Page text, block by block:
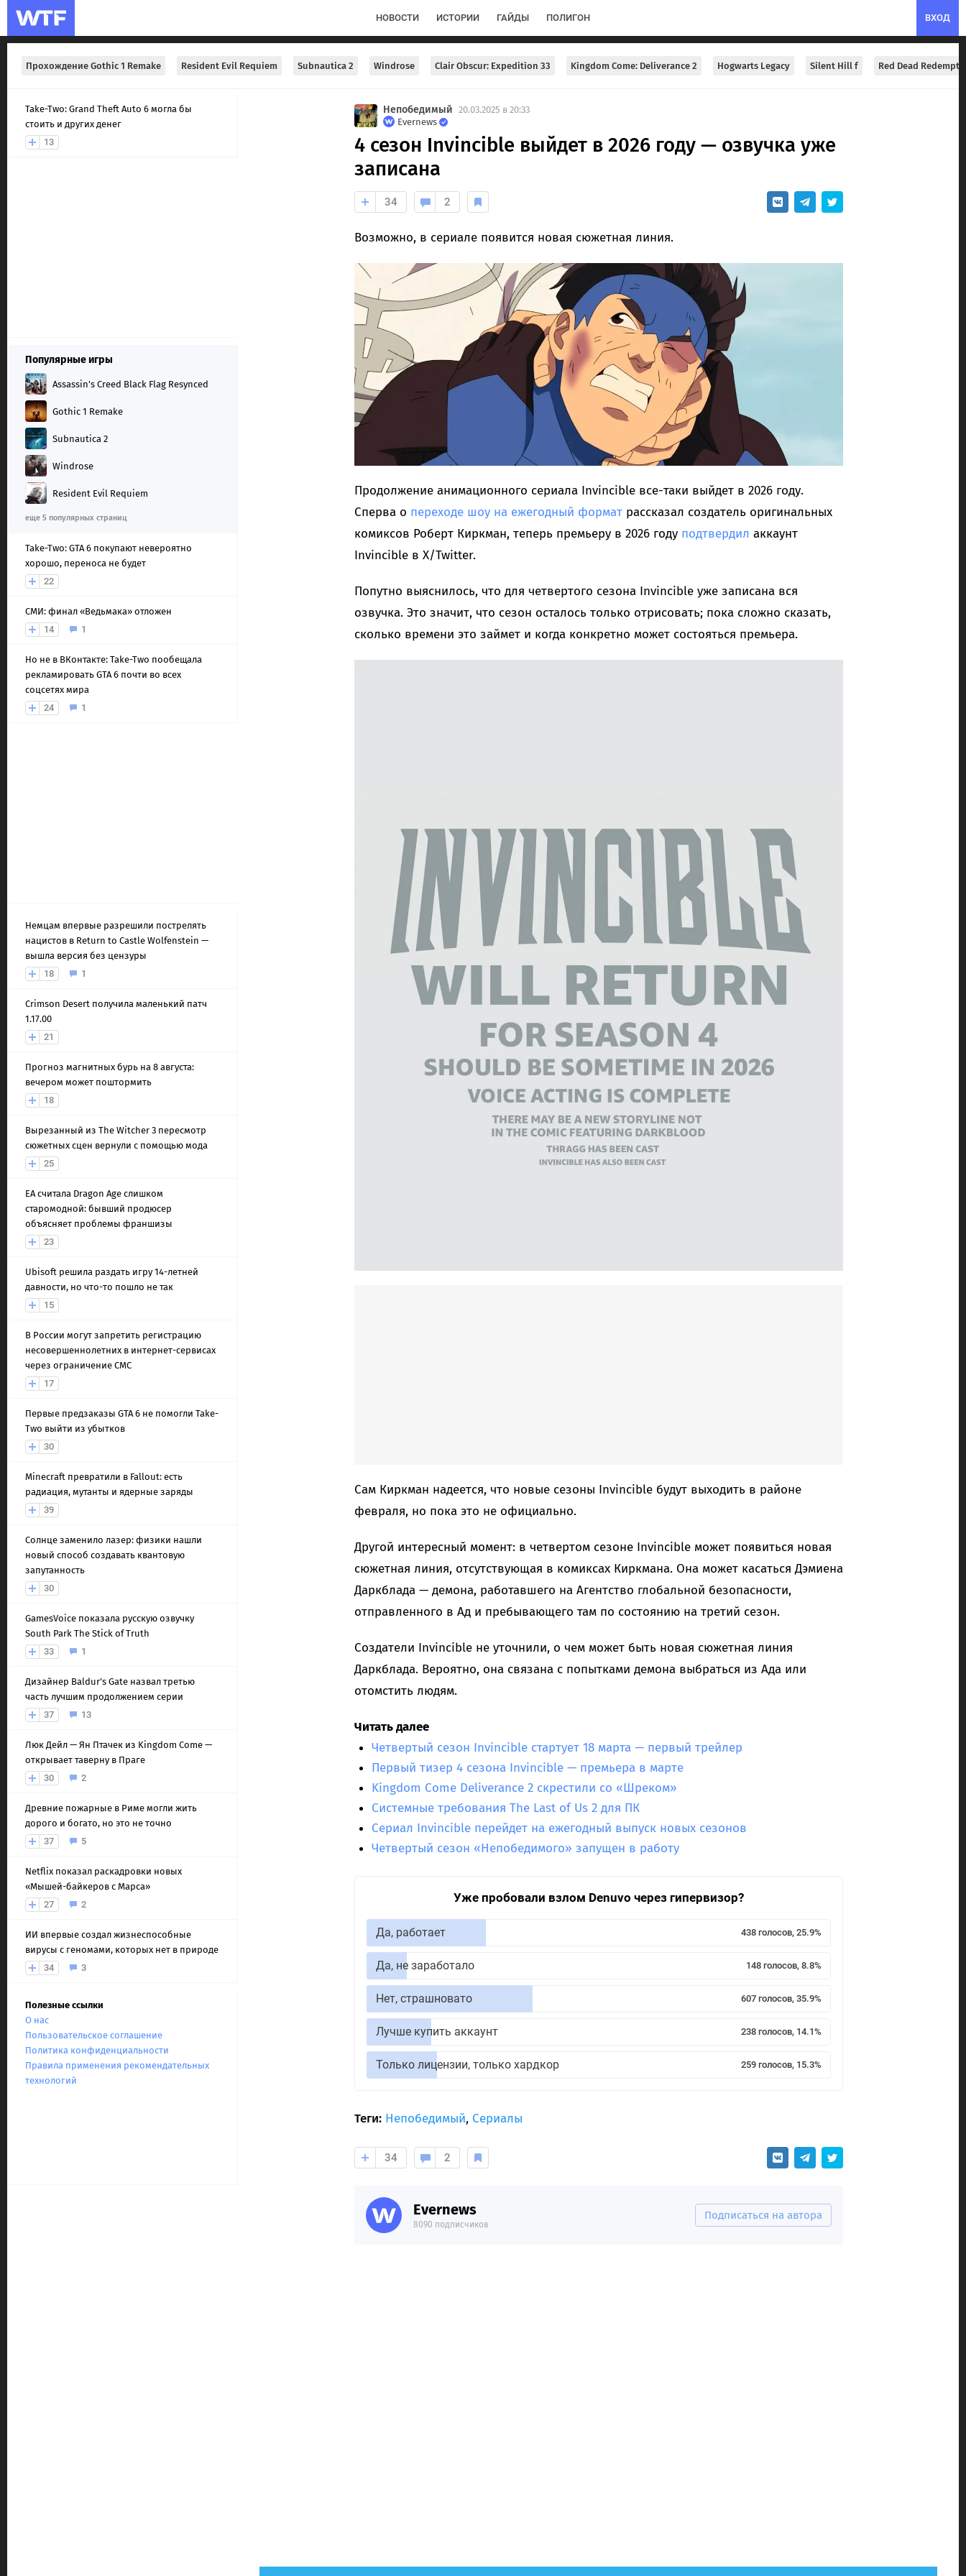
ВХОД
НОВОСТИ ИСТОРИИ ГАЙДЫ ПОЛИГОН
Прохождение Gothic 1 Remake Resident Evil Requiem Subnautica 2 Windrose Clair Obscur: Expedition 33 Kingdom Come: Deliverance 2 Hogwarts Legacy Silent Hill f Red Dead
Take-Two: Grand Theft Auto 6 могла бы
стоить и других денег
13
Популярные игры
Assassin's Creed Black Flag Resynced
Gothic 1 Remake
Subnautica 2
Windrose
Resident Evil Requiem
еще 5 популярных страниц
Take-Two: GTA 6 покупают невероятно
хорошо, переноса не будет
22
СМИ: финал «Ведьмака» отложен
14
1
Но не в ВКонтакте: Take-Two пообещала
рекламировать GTA 6 почти во всех
соцсетях мира
24
1
Немцам впервые разрешили пострелять
нацистов в Return to Castle Wolfenstein —
вышла версия без цензуры
18
1
Crimson Desert получила маленький патч
1.17.00
21
Прогноз магнитных бурь на 8 августа:
вечером может поштормить
18
Вырезанный из The Witcher 3 пересмотр
сюжетных сцен вернули с помощью мода
25
EA считала Dragon Age слишком
старомодной: бывший продюсер
объясняет проблемы франшизы
23
Ubisoft решила раздать игру 14-летней
давности, но что-то пошло не так
15
В России могут запретить регистрацию
несовершеннолетних в интернет-сервисах
через ограничение СМС
17
Первые предзаказы GTA 6 не помогли Take-
Two выйти из убытков
30
Minecraft превратили в Fallout: есть
радиация, мутанты и ядерные заряды
39
Солнце заменило лазер: физики нашли
новый способ создавать квантовую
запутанность
30
GamesVoice показала русскую озвучку
South Park The Stick of Truth
33
1
Дизайнер Baldur’s Gate назвал третью
часть лучшим продолжением серии
37
13
Люк Дейл — Ян Птачек из Kingdom Come —
открывает таверну в Праге
30
2
Древние пожарные в Риме могли жить
дорого и богато, но это не точно
37
5
Netflix показал раскадровки новых
«Мышей-байкеров с Марса»
27
2
ИИ впервые создал жизнеспособные
вирусы с геномами, которых нет в природе
34
3
Полезные ссылки
О нас
Пользовательское соглашение
Политика конфиденциальности
Правила применения рекомендательных
технологий
Непобедимый 20.03.2025 в 20:33
Evernews
4 сезон Invincible выйдет в 2026 году — озвучка уже
записана
34 2
Возможно, в сериале появится новая сюжетная линия.
Продолжение анимационного сериала Invincible все-таки выйдет в 2026 году.
Сперва о переходе шоу на ежегодный форматрассказал создатель оригинальных
комиксов Роберт Киркман, теперь премьеру в 2026 году подтвердил аккаунт
Invincible в X/Twitter.
Попутно выяснилось, что для четвертого сезона Invincible уже записана вся
озвучка. Это значит, что сезон осталось только отрисовать; пока сложно сказать,
сколько времени это займет и когда конкретно может состояться премьера.
Сам Киркман надеется, что новые сезоны Invincible будут выходить в районе
февраля, но пока это не официально.
Другой интересный момент: в четвертом сезоне Invincible может появиться новая
сюжетная линия, отсутствующая в комиксах Киркмана. Она может касаться Дэмиена
Даркблада — демона, работавшего на Агентство глобальной безопасности,
отправленного в Ад и пребывающего там по состоянию на третий сезон.
Создатели Invincible не уточнили, о чем может быть новая сюжетная линия
Даркблада. Вероятно, она связана с попытками демона выбраться из Ада или
отомстить людям.
Читать далее
Четвертый сезон Invincible стартует 18 марта — первый трейлер
Первый тизер 4 сезона Invincible — премьера в марте
Kingdom Come Deliverance 2 скрестили со «Шреком»
Системные требования The Last of Us 2 для ПК
Сериал Invincible перейдет на ежегодный выпуск новых сезонов
Четвертый сезон «Непобедимого» запущен в работу
Уже пробовали взлом Denuvo через гипервизор?
Да, работает 438 голосов, 25.9%
Да, не заработало 148 голосов, 8.8%
Нет, страшновато 607 голосов, 35.9%
Лучше купить аккаунт 238 голосов, 14.1%
Только лицензии, только хардкор 259 голосов, 15.3%
Теги: Непобедимый, Сериалы
34 2
Evernews
8090 подписчиков
Подписаться на автора